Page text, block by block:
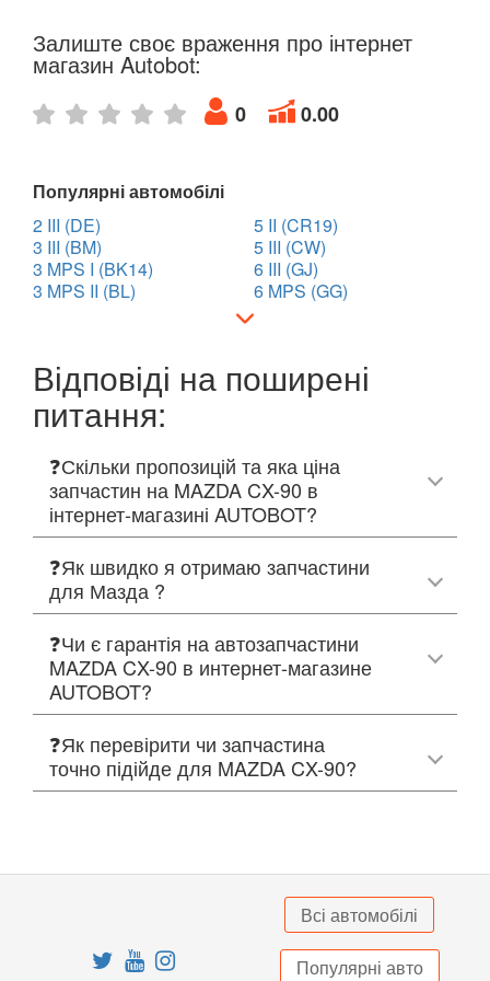
Залиште своє враження про інтернет
магазин Autobot:
0 0.00
Популярні автомобілі
2 III (DE)
3 III (BM)
3 MPS I (BK14)
3 MPS II (BL)
5 II (CR19)
5 III (CW)
6 III (GJ)
6 MPS (GG)
Відповіді на поширені
питання:
❓Скільки пропозицій та яка ціна
запчастин на MAZDA CX-90 в
інтернет-магазині AUTOBOT?
❓Як швидко я отримаю запчастини
для Мазда ?
❓Чи є гарантія на автозапчастини
MAZDA CX-90 в интернет-магазине
AUTOBOT?
❓Як перевірити чи запчастина
точно підійде для MAZDA CX-90?
Всі автомобілі
Популярні авто